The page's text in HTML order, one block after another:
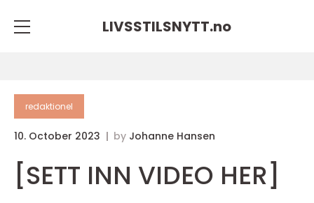
LIVSSTILSNYTT.no
redaktionel
10. October 2023 by Johanne Hansen
[SETT INN VIDEO HER]